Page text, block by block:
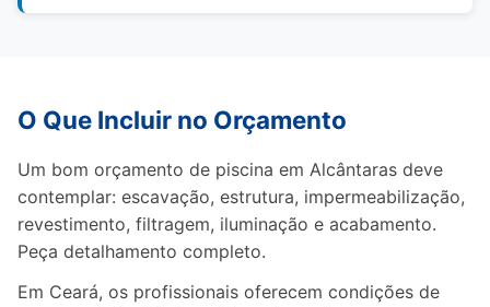
O Que Incluir no Orçamento
Um bom orçamento de piscina em Alcântaras deve
contemplar: escavação, estrutura, impermeabilização,
revestimento, filtragem, iluminação e acabamento.
Peça detalhamento completo.
Em Ceará, os profissionais oferecem condições de